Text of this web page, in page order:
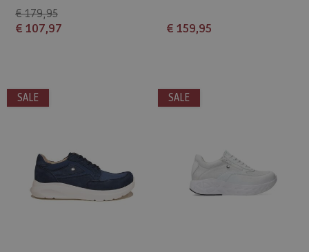
€ 179,95
€ 107,97 € 159,95
SALE SALE